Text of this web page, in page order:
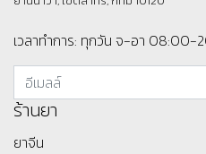
เวลาทำการ: ทุกวัน จ-อา 08:00-
ร้านยา
ยาจีน